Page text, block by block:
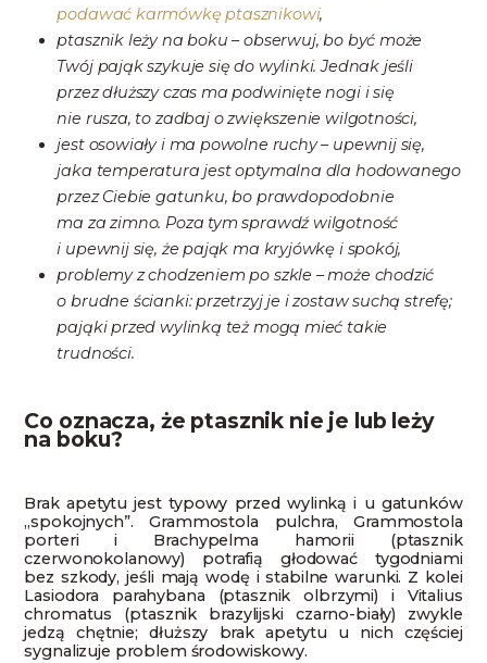
podawać karmówkę ptasznikowi,
ptasznik leży na boku – obserwuj, bo być może
Twój pająk szykuje się do wylinki. Jednak jeśli
przez dłuższy czas ma podwinięte nogi i się
nie rusza, to zadbaj o zwiększenie wilgotności,
jest osowiały i ma powolne ruchy – upewnij się,
jaka temperatura jest optymalna dla hodowanego
przez Ciebie gatunku, bo prawdopodobnie
ma za zimno. Poza tym sprawdź wilgotność
i upewnij się, że pająk ma kryjówkę i spokój,
problemy z chodzeniem po szkle – może chodzić
o brudne ścianki: przetrzyj je i zostaw suchą strefę;
pająki przed wylinką też mogą mieć takie
trudności.
Co oznacza, że ptasznik nie je lub leży
na boku?
Brak apetytu jest typowy przed wylinką i u gatunków
„spokojnych”. Grammostola pulchra, Grammostola
porteri i Brachypelma hamorii (ptasznik
czerwonokolanowy) potrafią głodować tygodniami
bez szkody, jeśli mają wodę i stabilne warunki. Z kolei
Lasiodora parahybana (ptasznik olbrzymi) i Vitalius
chromatus (ptasznik brazylijski czarno-biały) zwykle
jedzą chętnie; dłuższy brak apetytu u nich częściej
sygnalizuje problem środowiskowy.